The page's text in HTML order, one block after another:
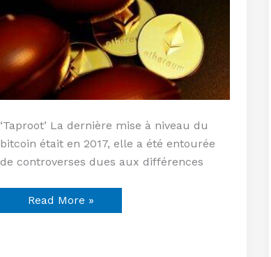
‘Taproot’ La dernière mise à niveau du
bitcoin était en 2017, elle a été entourée
de controverses dues aux différences
Read More »